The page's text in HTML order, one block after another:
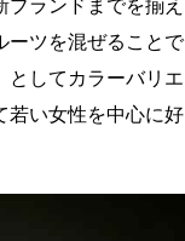
ランドまでを揃え
ーツを混ぜることで
としてカラーバリエ
若い女性を中心に好